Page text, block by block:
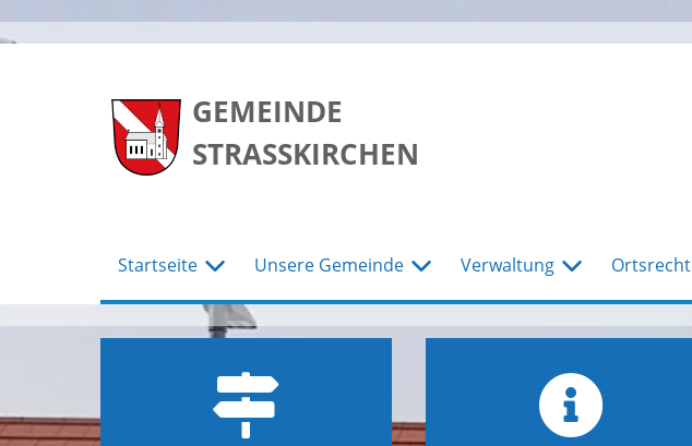
GEMEINDE
STRASSKIRCHEN
Startseite Unsere Gemeinde Verwaltung Ortsrecht